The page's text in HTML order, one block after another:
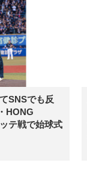
SNSでも反
HONG
テ戦で始球式